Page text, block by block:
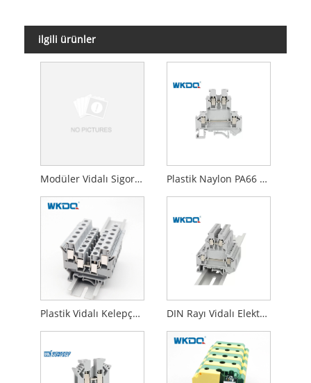
ilgili ürünler
Modüler Vidalı Sigorta Terminal Blokları 1000V / 232A temas Plastik Naylon PA66 V0 Elektrik Tesisatı Panel Montajlı Vidalı Kafesten Besleme
Plastik Vidalı Kelepçe Terminal Blokları Din Ray Tipleri Sigorta JUK 2.5mm DIN Rayı Vidalı Elektrik Terminal Bloğu Panele Monte Vidalı Kafesten Besleme